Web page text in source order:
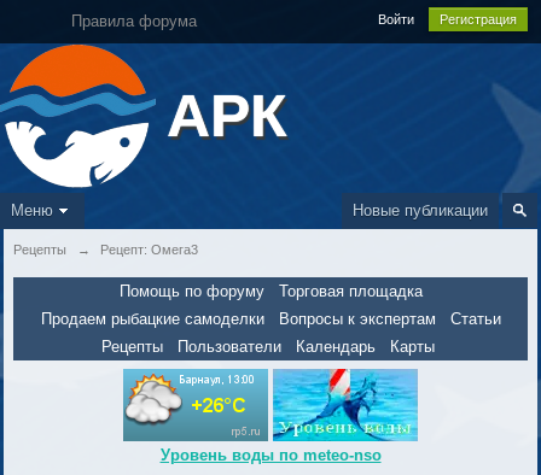
Правила форума Войти Регистрация
АРК
Новые публикации
Меню
Рецепты → Рецепт: Омега3
Помощь по форуму
Торговая площадка
Продаем рыбацкие самоделки
Вопросы к экспертам
Статьи
Рецепты
Пользователи Календарь Карты
Уровень воды по meteo-nso